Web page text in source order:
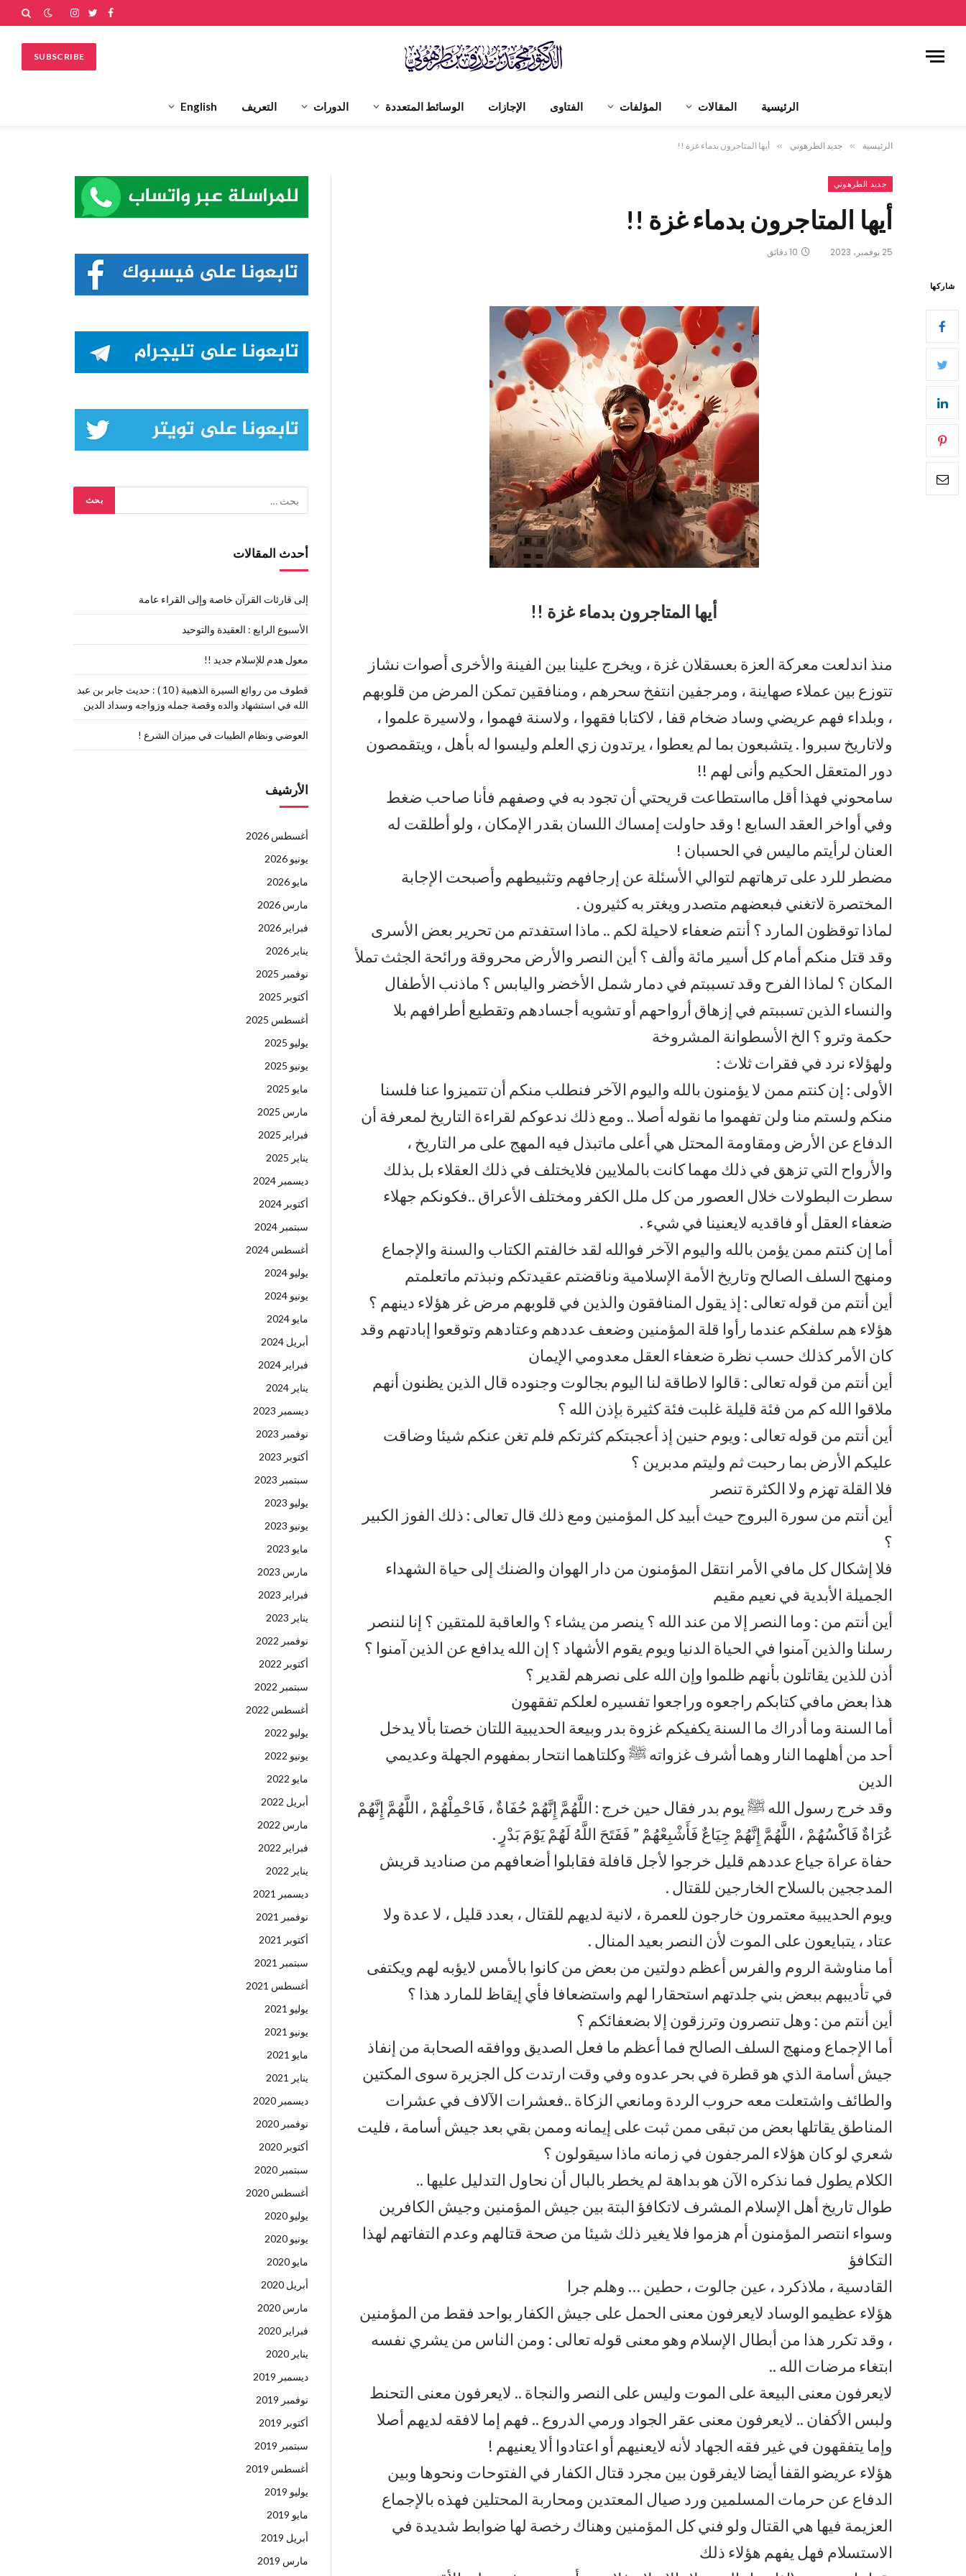
فيسبوك
تويترالانستغرام
SUBSCRIBE
الرئيسية المقالات المؤلفات الفتاوى الإجازات الوسائط المتعددة الدورات التعريف English
الرئيسية » جديد الطرهوني » أيها المتاجرون بدماء غزة !!
جديد الطرهوني
أيها المتاجرون بدماء غزة !!
25 نوفمبر، 2023 10 دقائق
شاركها
أيها المتاجرون بدماء غزة !!
منذ اندلعت معركة العزة بعسقلان غزة ، ويخرج علينا بين الفينة والأخرى أصوات نشاز
تتوزع بين عملاء صهاينة ، ومرجفين انتفخ سحرهم ، ومنافقين تمكن المرض من قلوبهم
، وبلداء فهم عريضي وساد ضخام قفا ، لاكتابا فقهوا ، ولاسنة فهموا ، ولاسيرة علموا ،
ولاتاريخ سبروا . يتشبعون بما لم يعطوا ، يرتدون زي العلم وليسوا له بأهل ، ويتقمصون
دور المتعقل الحكيم وأنى لهم !!
سامحوني فهذا أقل مااستطاعت قريحتي أن تجود به في وصفهم فأنا صاحب ضغط
وفي أواخر العقد السابع ! وقد حاولت إمساك اللسان بقدر الإمكان ، ولو أطلقت له
العنان لرأيتم ماليس في الحسبان !
مضطر للرد على ترهاتهم لتوالي الأسئلة عن إرجافهم وتثبيطهم وأصبحت الإجابة
المختصرة لاتغني فبعضهم متصدر ويغتر به كثيرون .
لماذا توقظون المارد ؟ أنتم ضعفاء لاحيلة لكم .. ماذا استفدتم من تحرير بعض الأسرى
وقد قتل منكم أمام كل أسير مائة وألف ؟ أين النصر والأرض محروقة ورائحة الجثث تملأ
المكان ؟ لماذا الفرح وقد تسببتم في دمار شمل الأخضر واليابس ؟ ماذنب الأطفال
والنساء الذين تسببتم في إزهاق أرواحهم أو تشويه أجسادهم وتقطيع أطرافهم بلا
حكمة وترو ؟ الخ الأسطوانة المشروخة
ولهؤلاء نرد في فقرات ثلاث :
الأولى : إن كنتم ممن لا يؤمنون بالله واليوم الآخر فنطلب منكم أن تتميزوا عنا فلسنا
منكم ولستم منا ولن تفهموا ما نقوله أصلا .. ومع ذلك ندعوكم لقراءة التاريخ لمعرفة أن
الدفاع عن الأرض ومقاومة المحتل هي أعلى ماتبذل فيه المهج على مر التاريخ ،
والأرواح التي تزهق في ذلك مهما كانت بالملايين فلايختلف في ذلك العقلاء بل بذلك
سطرت البطولات خلال العصور من كل ملل الكفر ومختلف الأعراق ..فكونكم جهلاء
ضعفاء العقل أو فاقديه لايعنينا في شيء .
أما إن كنتم ممن يؤمن بالله واليوم الآخر فوالله لقد خالفتم الكتاب والسنة والإجماع
ومنهج السلف الصالح وتاريخ الأمة الإسلامية وناقضتم عقيدتكم ونبذتم ماتعلمتم
أين أنتم من قوله تعالى : إذ يقول المنافقون والذين في قلوبهم مرض غر هؤلاء دينهم ؟
هؤلاء هم سلفكم عندما رأوا قلة المؤمنين وضعف عددهم وعتادهم وتوقعوا إبادتهم وقد
كان الأمر كذلك حسب نظرة ضعفاء العقل معدومي الإيمان
أين أنتم من قوله تعالى : قالوا لاطاقة لنا اليوم بجالوت وجنوده قال الذين يظنون أنهم
ملاقوا الله كم من فئة قليلة غلبت فئة كثيرة بإذن الله ؟
أين أنتم من قوله تعالى : ويوم حنين إذ أعجبتكم كثرتكم فلم تغن عنكم شيئا وضاقت
عليكم الأرض بما رحبت ثم وليتم مدبرين ؟
فلا القلة تهزم ولا الكثرة تنصر
أين أنتم من سورة البروج حيث أبيد كل المؤمنين ومع ذلك قال تعالى : ذلك الفوز الكبير
؟
فلا إشكال كل مافي الأمر انتقل المؤمنون من دار الهوان والضنك إلى حياة الشهداء
الجميلة الأبدية في نعيم مقيم
أين أنتم من : وما النصر إلا من عند الله ؟ ينصر من يشاء ؟ والعاقبة للمتقين ؟ إنا لننصر
رسلنا والذين آمنوا في الحياة الدنيا ويوم يقوم الأشهاد ؟ إن الله يدافع عن الذين آمنوا ؟
أذن للذين يقاتلون بأنهم ظلموا وإن الله على نصرهم لقدير ؟
هذا بعض مافي كتابكم راجعوه وراجعوا تفسيره لعلكم تفقهون
أما السنة وما أدراك ما السنة يكفيكم غزوة بدر وبيعة الحديبية اللتان خصتا بألا يدخل
أحد من أهلهما النار وهما أشرف غزواته ﷺ وكلتاهما انتحار بمفهوم الجهلة وعديمي
الدين
وقد خرج رسول الله ﷺ يوم بدر فقال حين خرج : اللَّهُمَّ إِنَّهُمْ حُفَاةٌ ، فَاحْمِلْهُمْ ، اللَّهُمَّ إِنَّهُمْ
عُرَاةٌ فَاكْسُهُمْ ، اللَّهُمَّ إِنَّهُمْ جِيَاعٌ فَأَشْبِعْهُمْ ” فَفَتَحَ اللَّهُ لَهُمْ يَوْمَ بَدْرٍ .
حفاة عراة جياع عددهم قليل خرجوا لأجل قافلة فقابلوا أضعافهم من صناديد قريش
المدججين بالسلاح الخارجين للقتال .
ويوم الحديبية معتمرون خارجون للعمرة ، لانية لديهم للقتال ، بعدد قليل ، لا عدة ولا
عتاد ، يتبايعون على الموت لأن النصر بعيد المنال .
أما مناوشة الروم والفرس أعظم دولتين من بعض من كانوا بالأمس لايؤبه لهم ويكتفى
في تأديبهم ببعض بني جلدتهم استحقارا لهم واستضعافا فأي إيقاظ للمارد هذا ؟
أين أنتم من : وهل تنصرون وترزقون إلا بضعفائكم ؟
أما الإجماع ومنهج السلف الصالح فما أعظم ما فعل الصديق ووافقه الصحابة من إنفاذ
جيش أسامة الذي هو قطرة في بحر عدوه وفي وقت ارتدت كل الجزيرة سوى المكتين
والطائف واشتعلت معه حروب الردة ومانعي الزكاة ..فعشرات الآلاف في عشرات
المناطق يقاتلها بعض من تبقى ممن ثبت على إيمانه وممن بقي بعد جيش أسامة ، فليت
شعري لو كان هؤلاء المرجفون في زمانه ماذا سيقولون ؟
الكلام يطول فما نذكره الآن هو بداهة لم يخطر بالبال أن نحاول التدليل عليها ..
طوال تاريخ أهل الإسلام المشرف لاتكافؤ البتة بين جيش المؤمنين وجيش الكافرين
وسواء انتصر المؤمنون أم هزموا فلا يغير ذلك شيئا من صحة قتالهم وعدم التفاتهم لهذا
التكافؤ
القادسية ، ملاذكرد ، عين جالوت ، حطين … وهلم جرا
هؤلاء عظيمو الوساد لايعرفون معنى الحمل على جيش الكفار بواحد فقط من المؤمنين
، وقد تكرر هذا من أبطال الإسلام وهو معنى قوله تعالى : ومن الناس من يشري نفسه
ابتغاء مرضات الله ..
لايعرفون معنى البيعة على الموت وليس على النصر والنجاة .. لايعرفون معنى التحنط
ولبس الأكفان .. لايعرفون معنى عقر الجواد ورمي الدروع .. فهم إما لافقه لديهم أصلا
وإما يتفقهون في غير فقه الجهاد لأنه لايعنيهم أو اعتادوا ألا يعنيهم !
هؤلاء عريضو القفا أيضا لايفرقون بين مجرد قتال الكفار في الفتوحات ونحوها وبين
الدفاع عن حرمات المسلمين ورد صيال المعتدين ومحاربة المحتلين فهذه بالإجماع
العزيمة فيها هي القتال ولو فني كل المؤمنين وهناك رخصة لها ضوابط شديدة في
الاستسلام فهل يفهم هؤلاء ذلك
أحدث المقالات
إلى قارئات القرآن خاصة وإلى القراء عامة
الأسبوع الرابع : العقيدة والتوحيد
معول هدم للإسلام جديد !!
قطوف من روائع السيرة الذهبية ( 10 ) : حديث جابر بن عبد
الله في استشهاد والده وقصة جمله وزواجه وسداد الدين
العوضي ونظام الطيبات في ميزان الشرع !
الأرشيف
أغسطس 2026
يونيو 2026
مايو 2026
مارس 2026
فبراير 2026
يناير 2026
نوفمبر 2025
أكتوبر 2025
أغسطس 2025
يوليو 2025
يونيو 2025
مايو 2025
مارس 2025
فبراير 2025
يناير 2025
ديسمبر 2024
أكتوبر 2024
سبتمبر 2024
أغسطس 2024
يوليو 2024
يونيو 2024
مايو 2024
أبريل 2024
فبراير 2024
يناير 2024
ديسمبر 2023
نوفمبر 2023
أكتوبر 2023
سبتمبر 2023
يوليو 2023
يونيو 2023
مايو 2023
مارس 2023
فبراير 2023
يناير 2023
نوفمبر 2022
أكتوبر 2022
سبتمبر 2022
أغسطس 2022
يوليو 2022
يونيو 2022
مايو 2022
أبريل 2022
مارس 2022
فبراير 2022
يناير 2022
ديسمبر 2021
نوفمبر 2021
أكتوبر 2021
سبتمبر 2021
أغسطس 2021
يوليو 2021
يونيو 2021
مايو 2021
يناير 2021
ديسمبر 2020
نوفمبر 2020
أكتوبر 2020
سبتمبر 2020
أغسطس 2020
يوليو 2020
يونيو 2020
مايو 2020
أبريل 2020
مارس 2020
فبراير 2020
يناير 2020
ديسمبر 2019
نوفمبر 2019
أكتوبر 2019
سبتمبر 2019
أغسطس 2019
يوليو 2019
مايو 2019
أبريل 2019
مارس 2019